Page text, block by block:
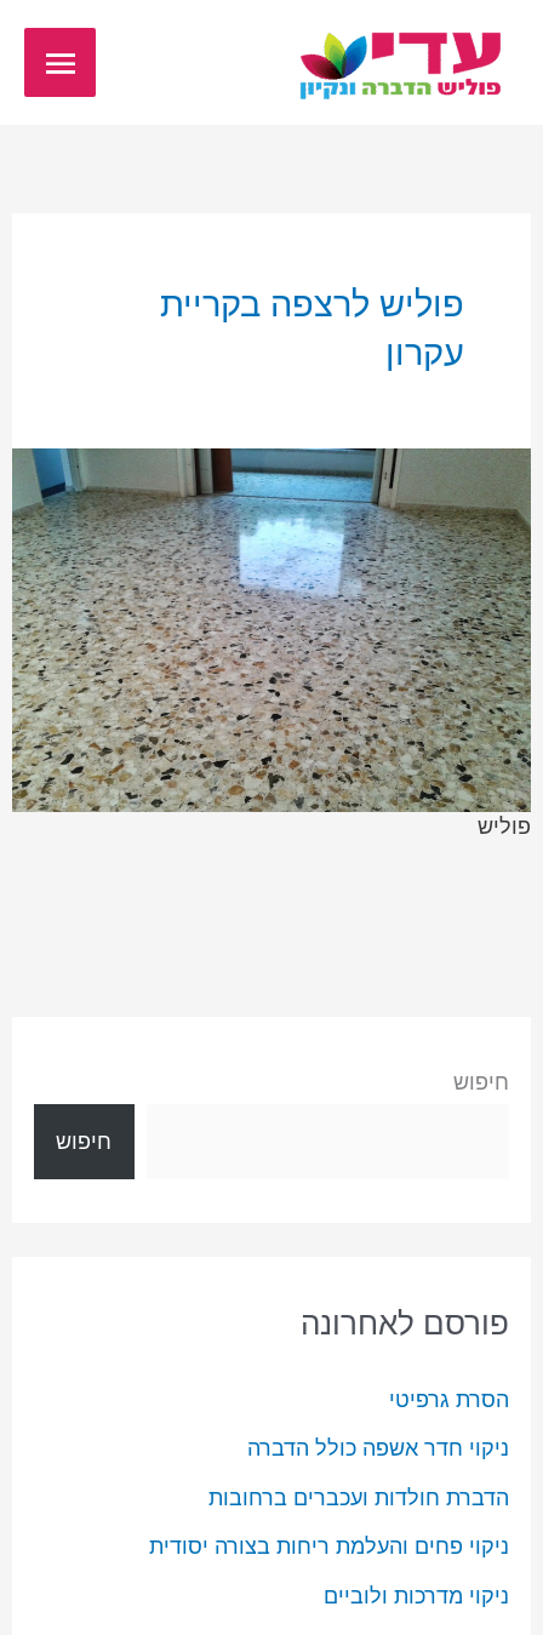
לתוכן
פוליש לרצפה בקריית
עקרון
פוליש
חיפוש
חיפוש
פורסם לאחרונה
הסרת גרפיטי
ניקוי חדר אשפה כולל הדברה
הדברת חולדות ועכברים ברחובות
ניקוי פחים והעלמת ריחות בצורה יסודית
ניקוי מדרכות ולוביים